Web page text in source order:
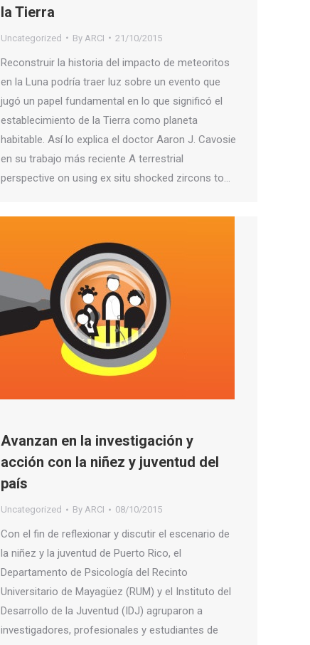
la Tierra
Uncategorized By ARCI 21/10/2015
Reconstruir la historia del impacto de meteoritos
en la Luna podría traer luz sobre un evento que
jugó un papel fundamental en lo que significó el
establecimiento de la Tierra como planeta
habitable. Así lo explica el doctor Aaron J. Cavosie
en su trabajo más reciente A terrestrial
perspective on using ex situ shocked zircons to…
Avanzan en la investigación y
acción con la niñez y juventud del
país
Uncategorized By ARCI 08/10/2015
Con el fin de reflexionar y discutir el escenario de
la niñez y la juventud de Puerto Rico, el
Departamento de Psicología del Recinto
Universitario de Mayagüez (RUM) y el Instituto del
Desarrollo de la Juventud (IDJ) agruparon a
investigadores, profesionales y estudiantes de